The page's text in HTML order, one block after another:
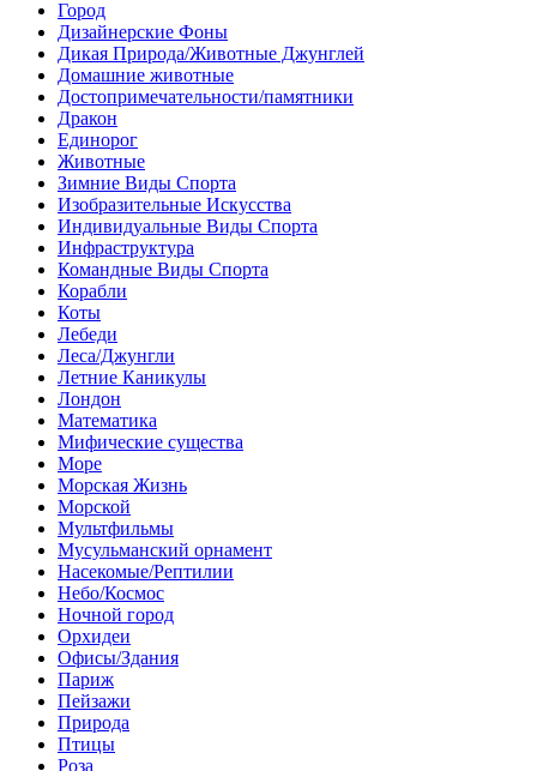
Город
Дизайнерские Фоны
Дикая Природа/Животные Джунглей
Домашние животные
Достопримечательности/памятники
Дракон
Единорог
Животные
Зимние Виды Спорта
Изобразительные Искусства
Индивидуальные Виды Спорта
Инфраструктура
Командные Виды Спорта
Корабли
Коты
Лебеди
Леса/Джунгли
Летние Каникулы
Лондон
Математика
Мифические существа
Море
Морская Жизнь
Морской
Мультфильмы
Мусульманский орнамент
Насекомые/Рептилии
Небо/Космос
Ночной город
Орхидеи
Офисы/Здания
Париж
Пейзажи
Природа
Птицы
Роза